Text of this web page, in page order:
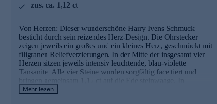
zus. ca. 1,12 ct
Von Herzen: Dieser wunderschöne Harry Ivens Schmuck
besticht durch sein reizendes Herz-Design. Die Ohrstecker
zeigen jeweils ein großes und ein kleines Herz, geschmückt mit
filigranen Reliefverzierungen. In der Mitte der insgesamt vier
Herzen sitzen jeweils intensiv leuchtende, blau-violette
Tansanite. Alle vier Steine wurden sorgfältig facettiert und
bringen gemeinsam 1,12 ct auf die Edelsteinwaage. In
perfekter Harmonie dazu passt die warm glänzende
Mehr lesen